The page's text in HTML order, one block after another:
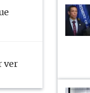
ver